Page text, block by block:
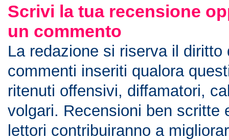
Scrivi la tua recensione
un commento
La redazione si riserva il diritto
commenti inseriti qualora
ritenuti offensivi, diffamatori,
volgari. Recensioni ben scritte
lettori contribuiranno a